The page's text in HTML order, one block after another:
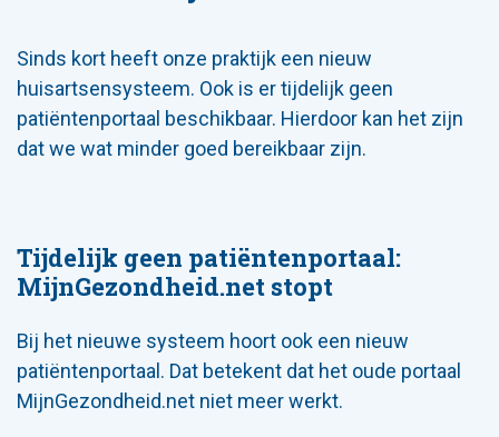
Sinds kort heeft onze praktijk een nieuw
huisartsensysteem. Ook is er tijdelijk geen
patiëntenportaal beschikbaar. Hierdoor kan het zijn
dat we wat minder goed bereikbaar zijn.
Tijdelijk geen patiëntenportaal:
MijnGezondheid.net stopt
Bij het nieuwe systeem hoort ook een nieuw
patiëntenportaal. Dat betekent dat het oude portaal
MijnGezondheid.net niet meer werkt.